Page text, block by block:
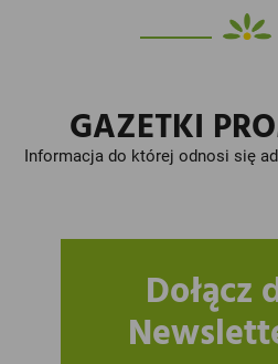
GAZETKI
Informacja do której odnosi się
Dołącz